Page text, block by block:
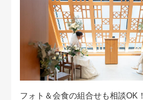
フォト＆会食の組合せも相談OK！